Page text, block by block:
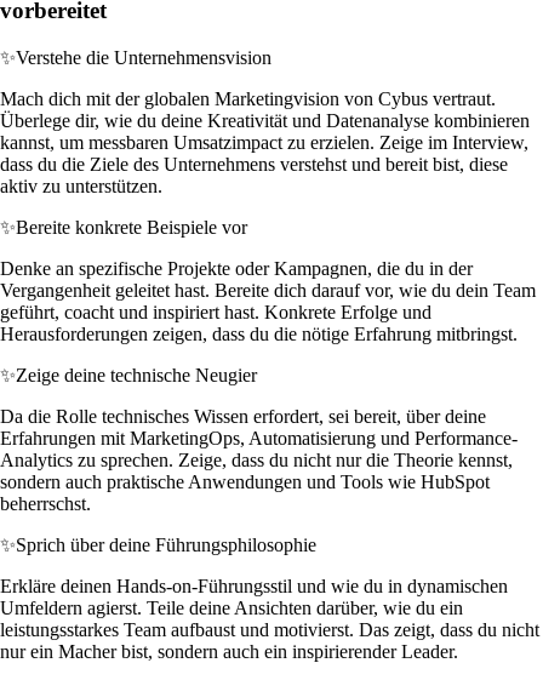
vorbereitet
✨Verstehe die Unternehmensvision
Mach dich mit der globalen Marketingvision von Cybus vertraut.
Überlege dir, wie du deine Kreativität und Datenanalyse kombinieren
kannst, um messbaren Umsatzimpact zu erzielen. Zeige im Interview,
dass du die Ziele des Unternehmens verstehst und bereit bist, diese
aktiv zu unterstützen.
✨Bereite konkrete Beispiele vor
Denke an spezifische Projekte oder Kampagnen, die du in der
Vergangenheit geleitet hast. Bereite dich darauf vor, wie du dein Team
geführt, coacht und inspiriert hast. Konkrete Erfolge und
Herausforderungen zeigen, dass du die nötige Erfahrung mitbringst.
✨Zeige deine technische Neugier
Da die Rolle technisches Wissen erfordert, sei bereit, über deine
Erfahrungen mit MarketingOps, Automatisierung und Performance-
Analytics zu sprechen. Zeige, dass du nicht nur die Theorie kennst,
sondern auch praktische Anwendungen und Tools wie HubSpot
beherrschst.
✨Sprich über deine Führungsphilosophie
Erkläre deinen Hands-on-Führungsstil und wie du in dynamischen
Umfeldern agierst. Teile deine Ansichten darüber, wie du ein
leistungsstarkes Team aufbaust und motivierst. Das zeigt, dass du nicht
nur ein Macher bist, sondern auch ein inspirierender Leader.